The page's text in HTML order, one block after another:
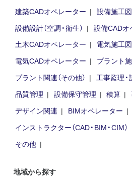
建築CADオペレーター
設備施工図
設備設計（空調・衛生）
設備CADオ
土木CADオペレーター
電気施工図
電気CADオペレーター
プラント
プラント関連（その他）
工事監理・
品質管理
設備保守管理 積算
デザイン関連
BIMオペレーター
インストラクター（CAD・BIM・CIM）
その他
地域から探す